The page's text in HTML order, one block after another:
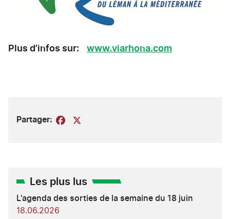
Plus d’infos sur: www.viarhona.com
Partager: Facebook
Les plus lus
L'agenda des sorties de la semaine du 18 juin
18.06.2026